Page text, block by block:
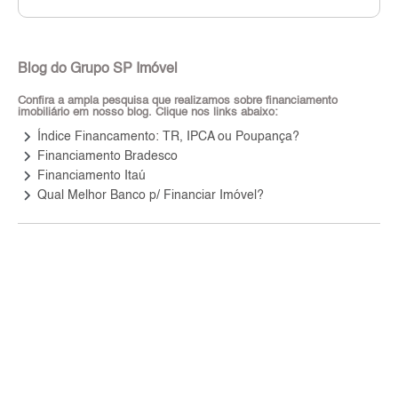
Blog do Grupo SP Imóvel
Confira a ampla pesquisa que realizamos sobre financiamento
imobiliário em nosso blog. Clique nos links abaixo:
keyboard_arrow_right Índice Financamento: TR, IPCA ou Poupança?
keyboard_arrow_right Financiamento Bradesco
keyboard_arrow_right Financiamento Itaú
keyboard_arrow_right Qual Melhor Banco p/ Financiar Imóvel?